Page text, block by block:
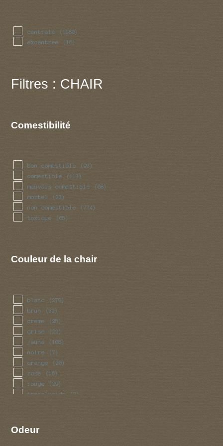
centrale (1180)
excentree (16)
Filtres : CHAIR
Comestibilité
bon comestible (93)
comestible (113)
mauvais comestible (68)
mortel (23)
non comestible (774)
toxique (65)
Couleur de la chair
blanc (279)
brun (32)
creme (25)
grise (22)
jaune (108)
noire (7)
orange (20)
rose (16)
rouge (29)
translucide (2)
Odeur